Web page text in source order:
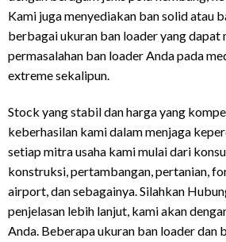
Kami juga menyediakan ban solid atau
berbagai ukuran ban loader yang dapat
permasalahan ban loader Anda pada
extreme sekalipun.
Stock yang stabil dan harga yang
keberhasilan kami dalam menjaga
setiap mitra usaha kami mulai dari
konstruksi, pertambangan, pertanian,
airport, dan sebagainya. Silahkan
penjelasan lebih lanjut, kami akan
Anda. Beberapa ukuran ban loader dan